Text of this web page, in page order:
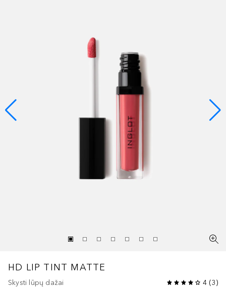
HD LIP TINT MATTE
Skysti lūpų dažai 4 (3)